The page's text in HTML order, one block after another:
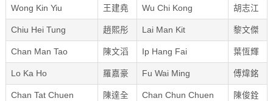
Wong Kin Yiu 王建堯 Wu Chi Kong 胡志江
Chiu Hei Tung 趙熙彤 Lai Man Kit 黎文傑
Chan Man Tao 陳文滔 Ip Hang Fai 葉恆輝
Lo Ka Ho 羅嘉豪 Fu Wai Ming 傅煒銘
Chan Tat Chuen 陳達全 Chan Chun Chuen 陳俊銓